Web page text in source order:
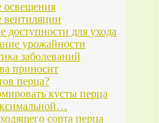
освещения
вентиляции
для ухода
урожайности
заболеваний
приносит
перца?
кусты перца
сорта перца